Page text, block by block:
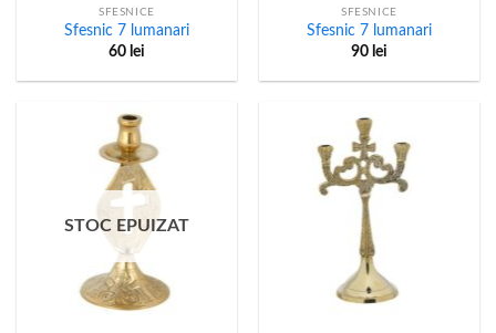
SFESNICE
Sfesnic 7 lumanari
60 lei
SFESNICE
Sfesnic 7 lumanari
90 lei
STOC EPUIZAT